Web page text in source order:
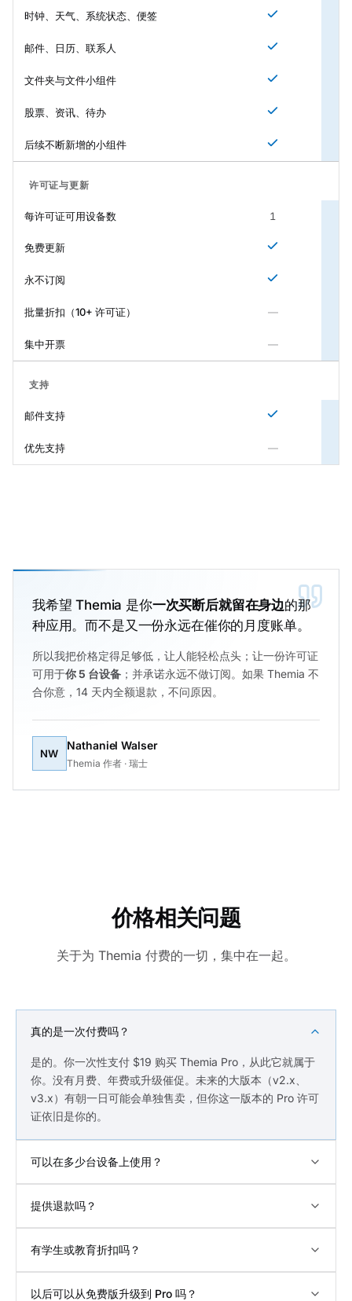
时钟、天气、系统状态、便签
邮件、日历、联系人
文件夹与文件小组件
股票、资讯、待办
后续不断新增的小组件
许可证与更新
每许可证可用设备数 1
免费更新
永不订阅
批量折扣（10+ 许可证） —
集中开票 —
支持
邮件支持
优先支持 —
我希望 Themia 是你一次买断后就留在身边的那
种应用。而不是又一份永远在催你的月度账单。
所以我把价格定得足够低，让人能轻松点头；让一份许可证
可用于你 5 台设备 ；并承诺永远不做订阅。如果 Themia 不
合你意，14 天内全额退款，不问原因。
NW
Nathaniel Walser
Themia 作者 · 瑞士
价格相关问题
关于为 Themia 付费的一切，集中在一起。
真的是一次付费吗？
是的。你一次性支付 $19 购买 Themia Pro，从此它就属于
你。没有月费、年费或升级催促。未来的大版本（v2.x、
v3.x）有朝一日可能会单独售卖，但你这一版本的 Pro 许可
证依旧是你的。
可以在多少台设备上使用？
提供退款吗？
有学生或教育折扣吗？
以后可以从免费版升级到 Pro 吗？